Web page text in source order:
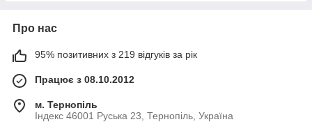
Про нас
95% позитивних з 219 відгуків за рік
Працює з 08.10.2012
м. Тернопіль
Індекс 46001 Руська 23, Тернопіль, Україна